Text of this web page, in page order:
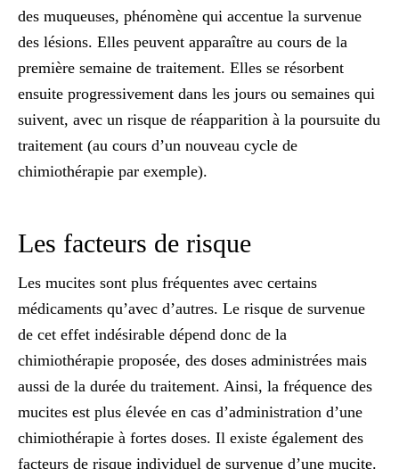
des muqueuses, phénomène qui accentue la survenue
des lésions. Elles peuvent apparaître au cours de la
première semaine de traitement. Elles se résorbent
ensuite progressivement dans les jours ou semaines qui
suivent, avec un risque de réapparition à la poursuite du
traitement (au cours d’un nouveau cycle de
chimiothérapie par exemple).
Les facteurs de risque
Les mucites sont plus fréquentes avec certains
médicaments qu’avec d’autres. Le risque de survenue
de cet effet indésirable dépend donc de la
chimiothérapie proposée, des doses administrées mais
aussi de la durée du traitement. Ainsi, la fréquence des
mucites est plus élevée en cas d’administration d’une
chimiothérapie à fortes doses. Il existe également des
facteurs de risque individuel de survenue d’une mucite.